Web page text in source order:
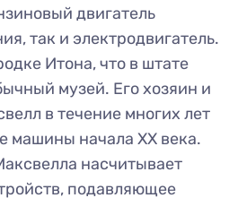
двигатель
так и электродвигатель.
Итона, что в штате
музей. Его хозяин и
в течение многих лет
машины начала ХХ века.
насчитывает
подавляющее